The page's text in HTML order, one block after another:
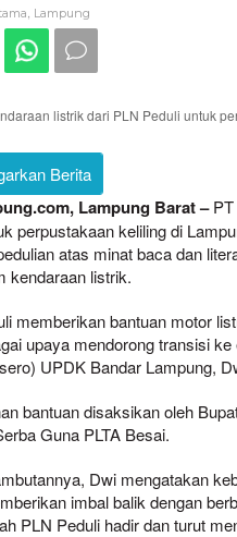
Lampung
listrik dari PLN Peduli untuk
Berita
Lampung Barat –PT
perpustakaan keliling di
atas minat baca dan
kendaraan listrik.
memberikan bantuan motor
upaya mendorong transisi
UPDK Bandar Lampung,
bantuan disaksikan oleh
Guna PLTA Besai.
Dwi mengatakan
imbal balik dengan
PLN Peduli hadir dan turut